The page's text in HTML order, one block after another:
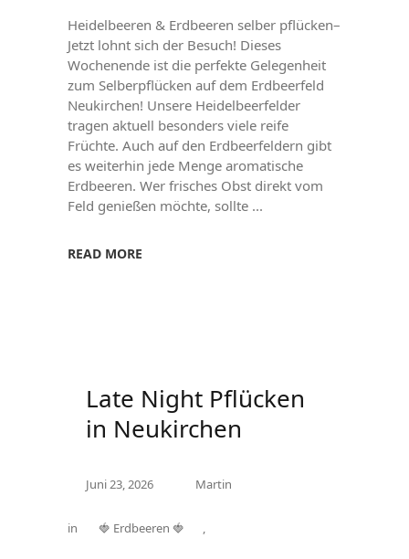
Heidelbeeren & Erdbeeren selber pflücken–
Jetzt lohnt sich der Besuch! Dieses
Wochenende ist die perfekte Gelegenheit
zum Selberpflücken auf dem Erdbeerfeld
Neukirchen! Unsere Heidelbeerfelder
tragen aktuell besonders viele reife
Früchte. Auch auf den Erdbeerfeldern gibt
es weiterhin jede Menge aromatische
Erdbeeren. Wer frisches Obst direkt vom
Feld genießen möchte, sollte
READ MORE
Late Night Pflücken
in Neukirchen
Juni 23, 2026 Martin
in 🍓 Erdbeeren 🍓